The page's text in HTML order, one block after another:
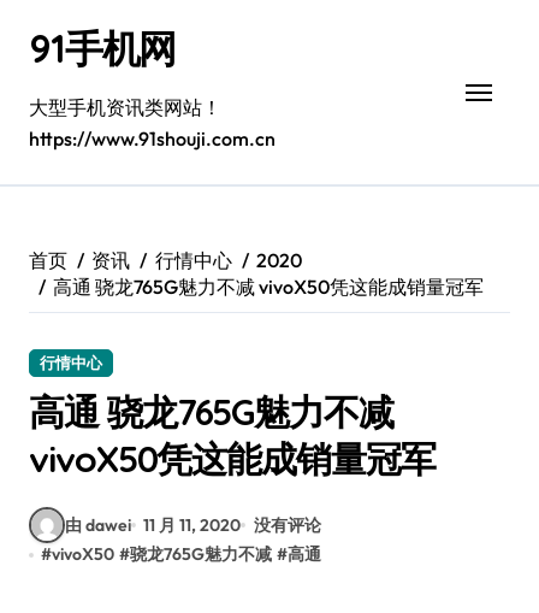
91手机网
大型手机资讯类网站！
https://www.91shouji.com.cn
首页 资讯 行情中心
2020
高通 骁龙765G魅力不减 vivoX50凭这能成销量冠军
行情中心
高通 骁龙765G魅力不减
vivoX50凭这能成销量冠军
由 dawei 11 月 11, 2020 没有评论
#vivoX50 #骁龙765G魅力不减 #高通